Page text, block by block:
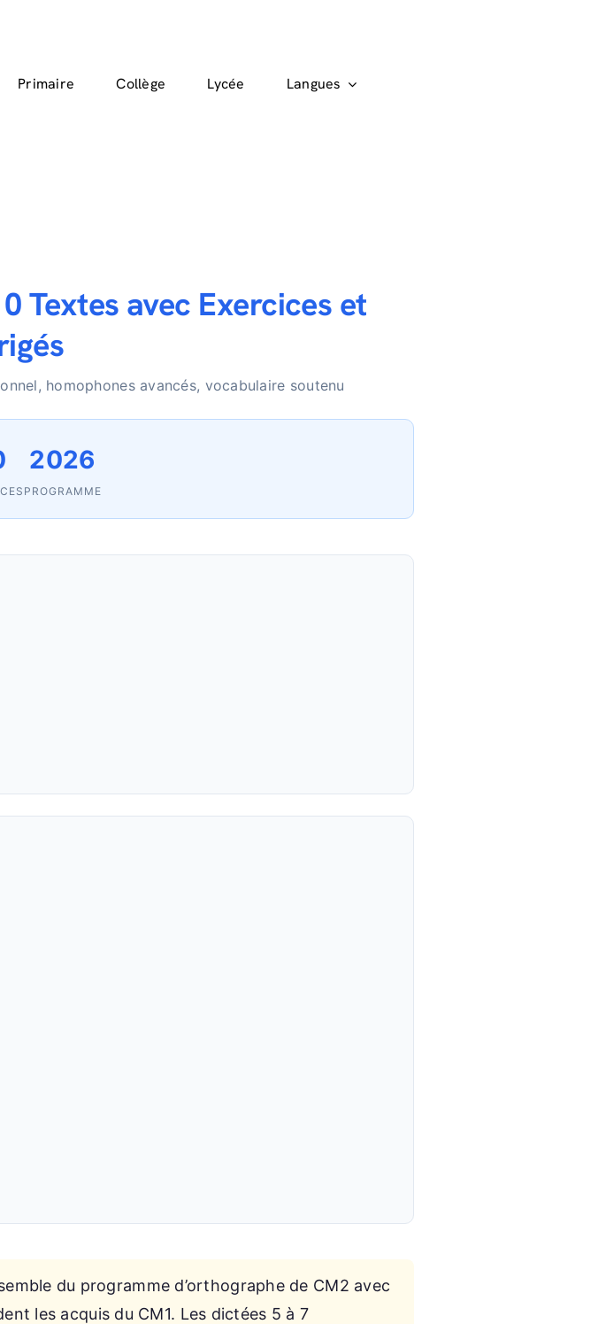
Primaire Collège Lycée Langues
Textes avec Exercices et
homophones avancés, vocabulaire soutenu
2026
PROGRAMME
du programme d’orthographe de CM2 avec
les acquis du CM1. Les dictées 5 à 7